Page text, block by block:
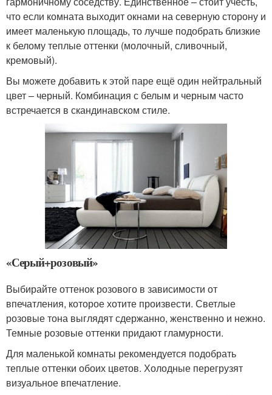
что если комната выходит окнами на северную сторону и
имеет маленькую площадь, то лучше подобрать близкие
к белому теплые оттенки (молочный, сливочный,
кремовый).
Вы можете добавить к этой паре ещё один нейтральный
цвет – черный. Комбинация с белым и черным часто
встречается в скандинавском стиле.
«Серый+розовый»
Выбирайте оттенок розового в зависимости от
впечатления, которое хотите произвести. Светлые
розовые тона выглядят сдержанно, женственно и нежно.
Темные розовые оттенки придают гламурности.
Для маленькой комнаты рекомендуется подобрать
теплые оттенки обоих цветов. Холодные перегрузят
визуальное впечатление.